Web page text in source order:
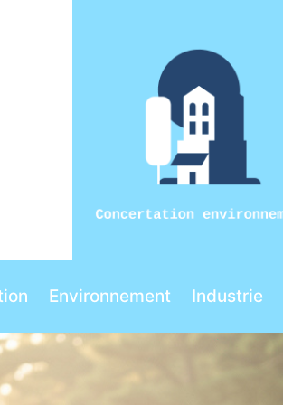
Environnement Industrie